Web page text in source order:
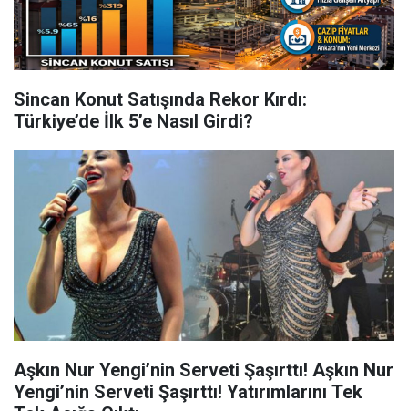
Sincan Konut Satışında Rekor Kırdı:
Türkiye’de İlk 5’e Nasıl Girdi?
Aşkın Nur Yengi’nin Serveti Şaşırttı! Aşkın Nur
Yengi’nin Serveti Şaşırttı! Yatırımlarını Tek